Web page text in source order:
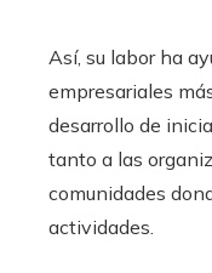
Así, su labor ha
empresariales
desarrollo de
tanto a las
comunidades
actividades.